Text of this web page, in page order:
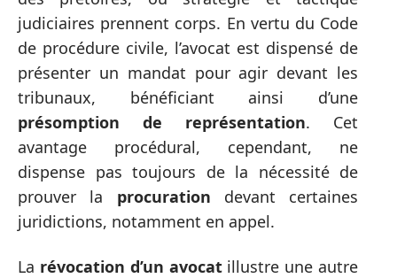
judiciaires prennent corps. En vertu du Code
de procédure civile, l’avocat est dispensé de
présenter un mandat pour agir devant les
tribunaux, bénéficiant ainsi d’une
présomption de représentation. Cet
avantage procédural, cependant, ne
dispense pas toujours de la nécessité de
prouver la procuration devant certaines
juridictions, notamment en appel.
La révocation d’un avocatillustre une autre